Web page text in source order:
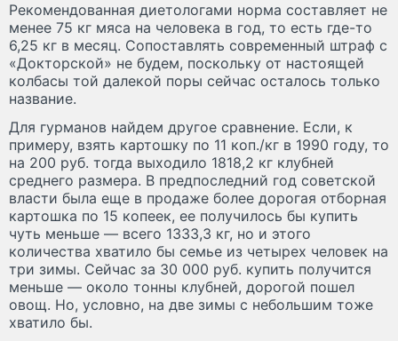
Рекомендованная диетологами норма составляет не
менее 75 кг мяса на человека в год, то есть где-то
6,25 кг в месяц. Сопоставлять современный штраф с
«Докторской» не будем, поскольку от настоящей
колбасы той далекой поры сейчас осталось только
название.
Для гурманов найдем другое сравнение. Если, к
примеру, взять картошку по 11 коп./кг в 1990 году, то
на 200 руб. тогда выходило 1818,2 кг клубней
среднего размера. В предпоследний год советской
власти была еще в продаже более дорогая отборная
картошка по 15 копеек, ее получилось бы купить
чуть меньше — всего 1333,3 кг, но и этого
количества хватило бы семье из четырех человек на
три зимы. Сейчас за 30 000 руб. купить получится
меньше — около тонны клубней, дорогой пошел
овощ. Но, условно, на две зимы с небольшим тоже
хватило бы.